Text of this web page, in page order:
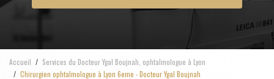
Accueil
Services du Docteur Ygal Boujnah, ophtalmologue à Lyon
Chirurgien ophtalmologue à Lyon 6eme - Docteur Ygal Boujnah